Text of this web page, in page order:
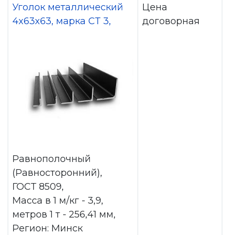
Уголок металлический
4x63x63, марка СТ 3,
Равнополочный
(Равносторонний),
ГОСТ 8509,
Масса в 1 м/кг - 3,9,
метров 1 т - 256,41 мм,
Регион: Минск
Цена
договорная